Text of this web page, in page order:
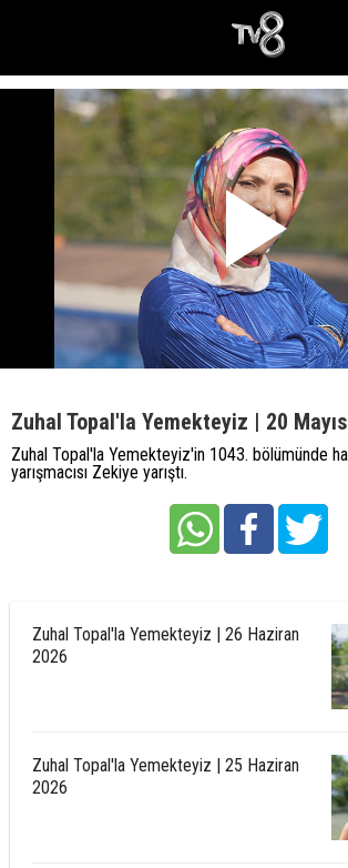
Zuhal Topal'la Yemekteyiz | 20
Zuhal Topal'la Yemekteyiz'in 1043. bölümünde
yarışmacısı Zekiye yarıştı.
Zuhal Topal'la Yemekteyiz | 26 Haziran
2026
Zuhal Topal'la Yemekteyiz | 25 Haziran
2026